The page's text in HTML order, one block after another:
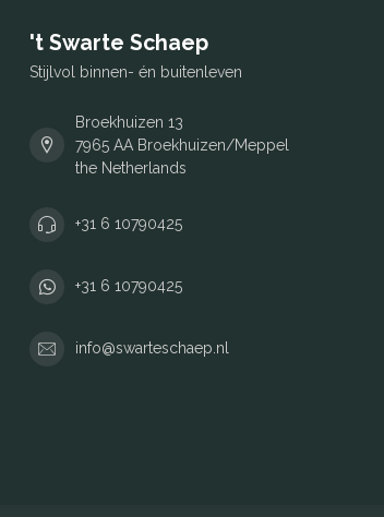
't Swarte Schaep
Stijlvol binnen- én buitenleven
Broekhuizen 13
7965 AA Broekhuizen/Meppel
the Netherlands
+31 6 10790425
+31 6 10790425
info@swarteschaep.nl